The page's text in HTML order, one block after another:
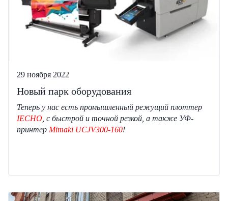
29 ноября 2022
Новый парк оборудования
Теперь у нас есть промышленный режущий плоттер
IECHO , с быстрой и точной резкой, а также УФ-
принтер Mimaki UCJV300-160!